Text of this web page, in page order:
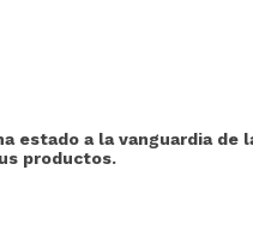
estado a la vanguardia
productos.